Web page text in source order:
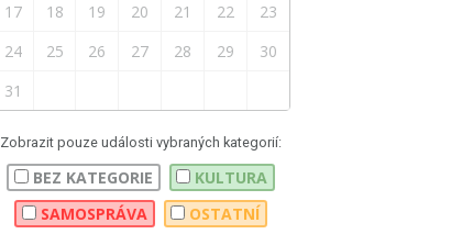
17
18 19 20 21 22
23
24
25 26 27 28 29
30
31
Zobrazit pouze události vybraných kategorií:
BEZ KATEGORIE
KULTURA
SAMOSPRÁVA
OSTATNÍ